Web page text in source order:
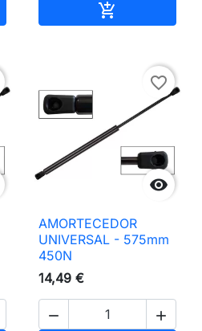


favorite_border
AMORTECEDOR
UNIVERSAL - 575mm
450N
14,49 €
 